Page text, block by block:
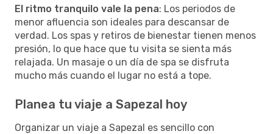
El ritmo tranquilo vale la pena: Los periodos de
menor afluencia son ideales para descansar de
verdad. Los spas y retiros de bienestar tienen menos
presión, lo que hace que tu visita se sienta más
relajada. Un masaje o un día de spa se disfruta
mucho más cuando el lugar no está a tope.
Planea tu viaje a Sapezal hoy
Organizar un viaje a Sapezal es sencillo con